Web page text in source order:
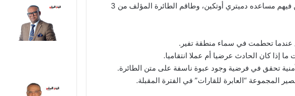
وكان مع بريغوجين على متن الرحلة 6 من مرافقيه، بمن فيهم مساعده دميتري أوتكين، وطاقم الطائرة المؤلف من 3
تحطمت في سماء منطقة تفير.
إذا كان الحادث عرضيا أم عملا انتقاميا.
تحقق في فرضية وجود عبوة ناسفة على متن الطائرة.
المجموعة “العابرة للقارات” في الفترة المقبلة.